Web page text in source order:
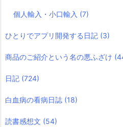
個人輸入・小口輸入 (7)
ひとりでアプリ開発する日記 (3)
商品のご紹介という名の悪ふざけ
日記 (724)
白血病の看病日誌 (18)
読書感想文 (54)